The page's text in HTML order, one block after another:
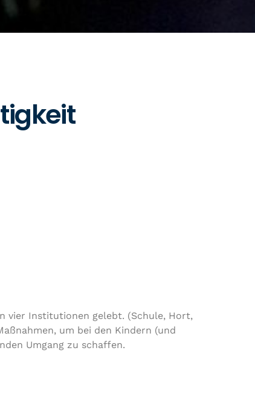
vier Institutionen gelebt. (Schule, Hort,
um bei den Kindern (und
Umgang zu schaffen.